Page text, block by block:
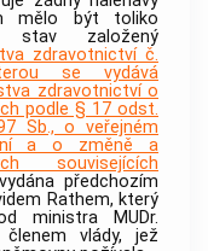
mělo být toliko
stav založený
zdravotnictví č.
se vydává
zdravotnictví o
podle § 17 odst.
Sb., o veřejném
a o změně a
souvisejících
předchozím
Rathem, který
ministra MUDr.
vlády, jež